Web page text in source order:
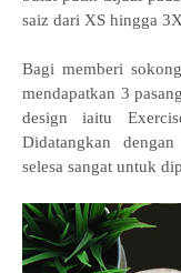
saiz dari XS hingga
Bagi memberi
mendapatkan 3
design iaitu
Didatangkan
selesa sangat untuk